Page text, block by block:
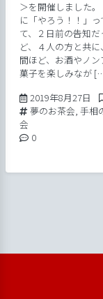
＞を開催しました。
に「やろう！！」っ
て、２日前の告知だ
ど、４人の方と共
間ほど、お酒やノン
菓子を楽しみなが
2019年8月27日
Tags:
夢のお茶会, 手相
会
Comments:
0